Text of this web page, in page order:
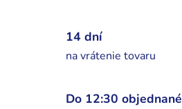
14 dní
na vrátenie tovaru
Do 12:30 objednané